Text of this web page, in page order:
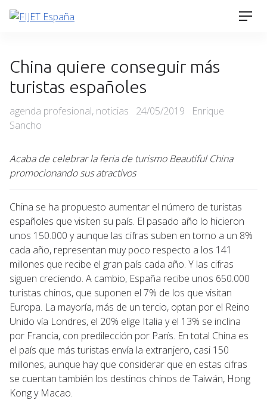
Skip
China quiere conseguir más
turistas españoles
Categories
agenda profesional, noticias
Posted
24/05/2019
Enrique
Sancho
Acaba de celebrar la feria de turismo Beautiful China
promocionando sus atractivos
China se ha propuesto aumentar el número de turistas
españoles que visiten su país. El pasado año lo hicieron
unos 150.000 y aunque las cifras suben en torno a un 8%
cada año, representan muy poco respecto a los 141
millones que recibe el gran país cada año. Y las cifras
siguen creciendo. A cambio, España recibe unos 650.000
turistas chinos, que suponen el 7% de los que visitan
Europa. La mayoría, más de un tercio, optan por el Reino
Unido vía Londres, el 20% elige Italia y el 13% se inclina
por Francia, con predilección por París. En total China es
el país que más turistas envía la extranjero, casi 150
millones, aunque hay que considerar que en estas cifras
se cuentan también los destinos chinos de Taiwán, Hong
Kong y Macao.